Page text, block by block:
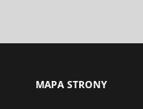
MAPA STRONY